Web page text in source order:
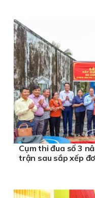
Cụm thi đua số 3
trận sau sắp xếp